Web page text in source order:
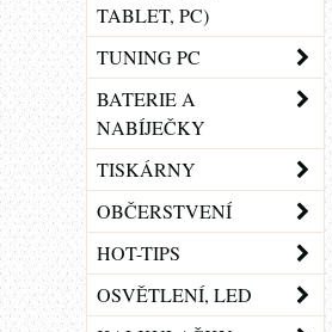
TABLET, PC)
TUNING PC
BATERIE A
NABÍJEČKY
TISKÁRNY
OBČERSTVENÍ
HOT-TIPS
OSVĚTLENÍ, LED